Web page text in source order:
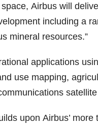
Airbus will
including a
mineral resources.”
applications
use mapping,
upon Airbus’